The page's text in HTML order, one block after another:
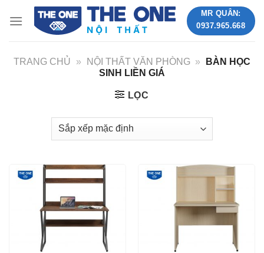
MR QUÂN:
0937.965.668
TRANG CHỦ » NỘI THẤT VĂN PHÒNG »
BÀN HỌC
SINH LIỀN GIÁ
LỌC